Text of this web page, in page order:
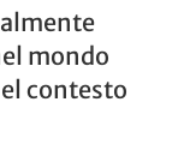
mondo
contesto